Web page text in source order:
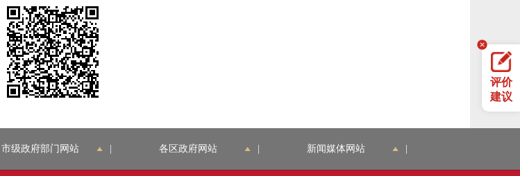
评价
建议
市级政府部门网站 各区政府网站 新闻媒体网站